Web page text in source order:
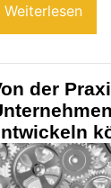
Weiterlesen
der